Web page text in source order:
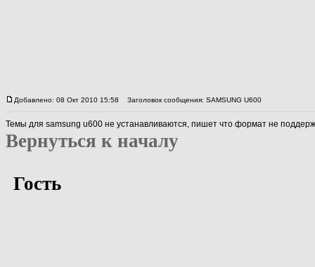
Добавлено: 08 Окт 2010 15:58 Заголовок сообщения: SAMSUNG U600
Темы для samsung u600 не устанавливаются, пишет что формат не
Вернуться к началу
Гость